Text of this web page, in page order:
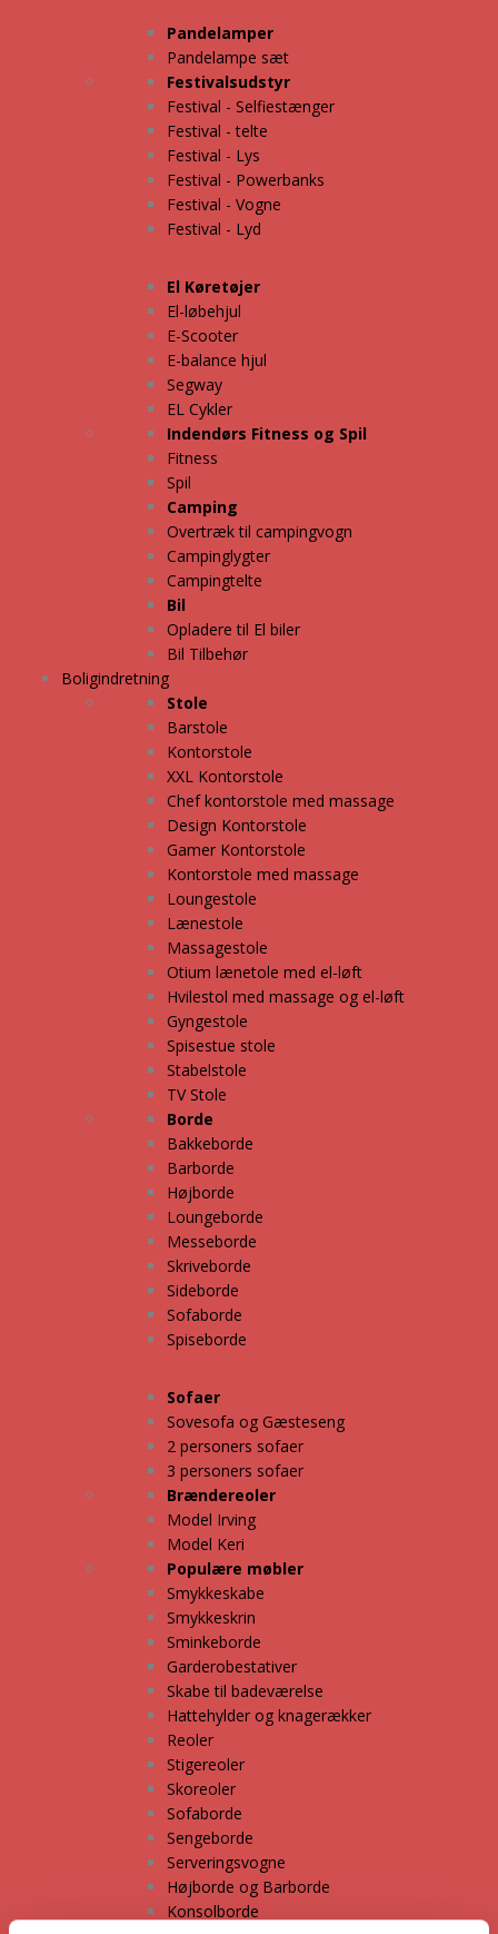
Pandelamper
Pandelampe sæt
Festivalsudstyr
Festival - Selfiestænger
Festival - telte
Festival - Lys
Festival - Powerbanks
Festival - Vogne
Festival - Lyd
El Køretøjer
El-løbehjul
E-Scooter
E-balance hjul
Segway
EL Cykler
Indendørs Fitness og Spil
Fitness
Spil
Camping
Overtræk til campingvogn
Campinglygter
Campingtelte
Bil
Opladere til El biler
Bil Tilbehør
Boligindretning
Stole
Barstole
Kontorstole
XXL Kontorstole
Chef kontorstole med massage
Design Kontorstole
Gamer Kontorstole
Kontorstole med massage
Loungestole
Lænestole
Massagestole
Otium lænetole med el-løft
Hvilestol med massage og el-løft
Gyngestole
Spisestue stole
Stabelstole
TV Stole
Borde
Bakkeborde
Barborde
Højborde
Loungeborde
Messeborde
Skriveborde
Sideborde
Sofaborde
Spiseborde
Sofaer
Sovesofa og Gæsteseng
2 personers sofaer
3 personers sofaer
Brændereoler
Model Irving
Model Keri
Populære møbler
Smykkeskabe
Smykkeskrin
Sminkeborde
Garderobestativer
Skabe til badeværelse
Hattehylder og knagerækker
Reoler
Stigereoler
Skoreoler
Sofaborde
Sengeborde
Serveringsvogne
Højborde og Barborde
Konsolborde